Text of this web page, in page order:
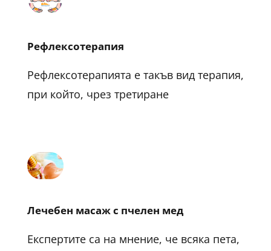
Рефлексотерапия
Рефлексотерапията е такъв вид терапия,
при който, чрез третиране
Лечебен масаж с пчелен мед
Експертите са на мнение, че всяка пета,